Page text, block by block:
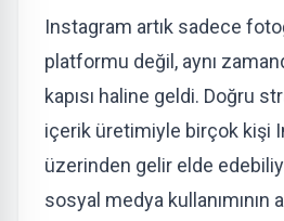
Instagram artık sadece
platformu değil, aynı
kapısı haline geldi. Doğru
içerik üretimiyle birçok kişi
üzerinden gelir elde
sosyal medya kullanımının